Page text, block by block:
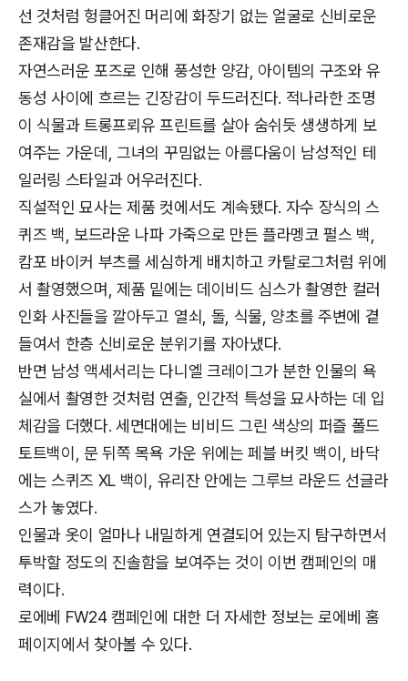
선 것처럼 헝클어진 머리에 화장기 없는 얼굴로 신비로운
존재감을 발산한다.
자연스러운 포즈로 인해 풍성한 양감, 아이템의 구조와 유
동성 사이에 흐르는 긴장감이 두드러진다. 적나라한 조명
이 식물과 트롱프뢰유 프린트를 살아 숨쉬듯 생생하게 보
여주는 가운데, 그녀의 꾸밈없는 아름다움이 남성적인 테
일러링 스타일과 어우러진다.
직설적인 묘사는 제품 컷에서도 계속됐다. 자수 장식의 스
퀴즈 백, 보드라운 나파 가죽으로 만든 플라멩코 펄스 백,
캄포 바이커 부츠를 세심하게 배치하고 카탈로그처럼 위에
서 촬영했으며, 제품 밑에는 데이비드 심스가 촬영한 컬러
인화 사진들을 깔아두고 열쇠, 돌, 식물, 양초를 주변에 곁
들여서 한층 신비로운 분위기를 자아냈다.
반면 남성 액세서리는 다니엘 크레이그가 분한 인물의 욕
실에서 촬영한 것처럼 연출, 인간적 특성을 묘사하는 데 입
체감을 더했다. 세면대에는 비비드 그린 색상의 퍼즐 폴드
토트백이, 문 뒤쪽 목욕 가운 위에는 페블 버킷 백이, 바닥
에는 스퀴즈 XL 백이, 유리잔 안에는 그루브 라운드 선글라
스가 놓였다.
인물과 옷이 얼마나 내밀하게 연결되어 있는지 탐구하면서
투박할 정도의 진솔함을 보여주는 것이 이번 캠페인의 매
력이다.
로에베 FW24 캠페인에 대한 더 자세한 정보는 로에베 홈
페이지에서 찾아볼 수 있다.